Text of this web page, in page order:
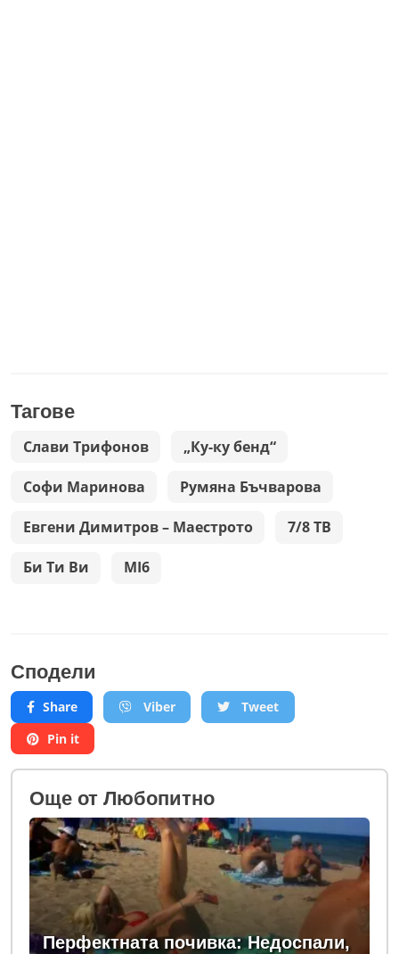
Тагове
Слави Трифонов „Ку-ку бенд“
Софи Маринова Румяна Бъчварова
Евгени Димитров – Маестрото 7/8 ТВ
Би Ти Ви MI6
Сподели
Share Viber
Tweet
Pin it
Oще от Любопитно
Перфектната почивка: Недоспали,